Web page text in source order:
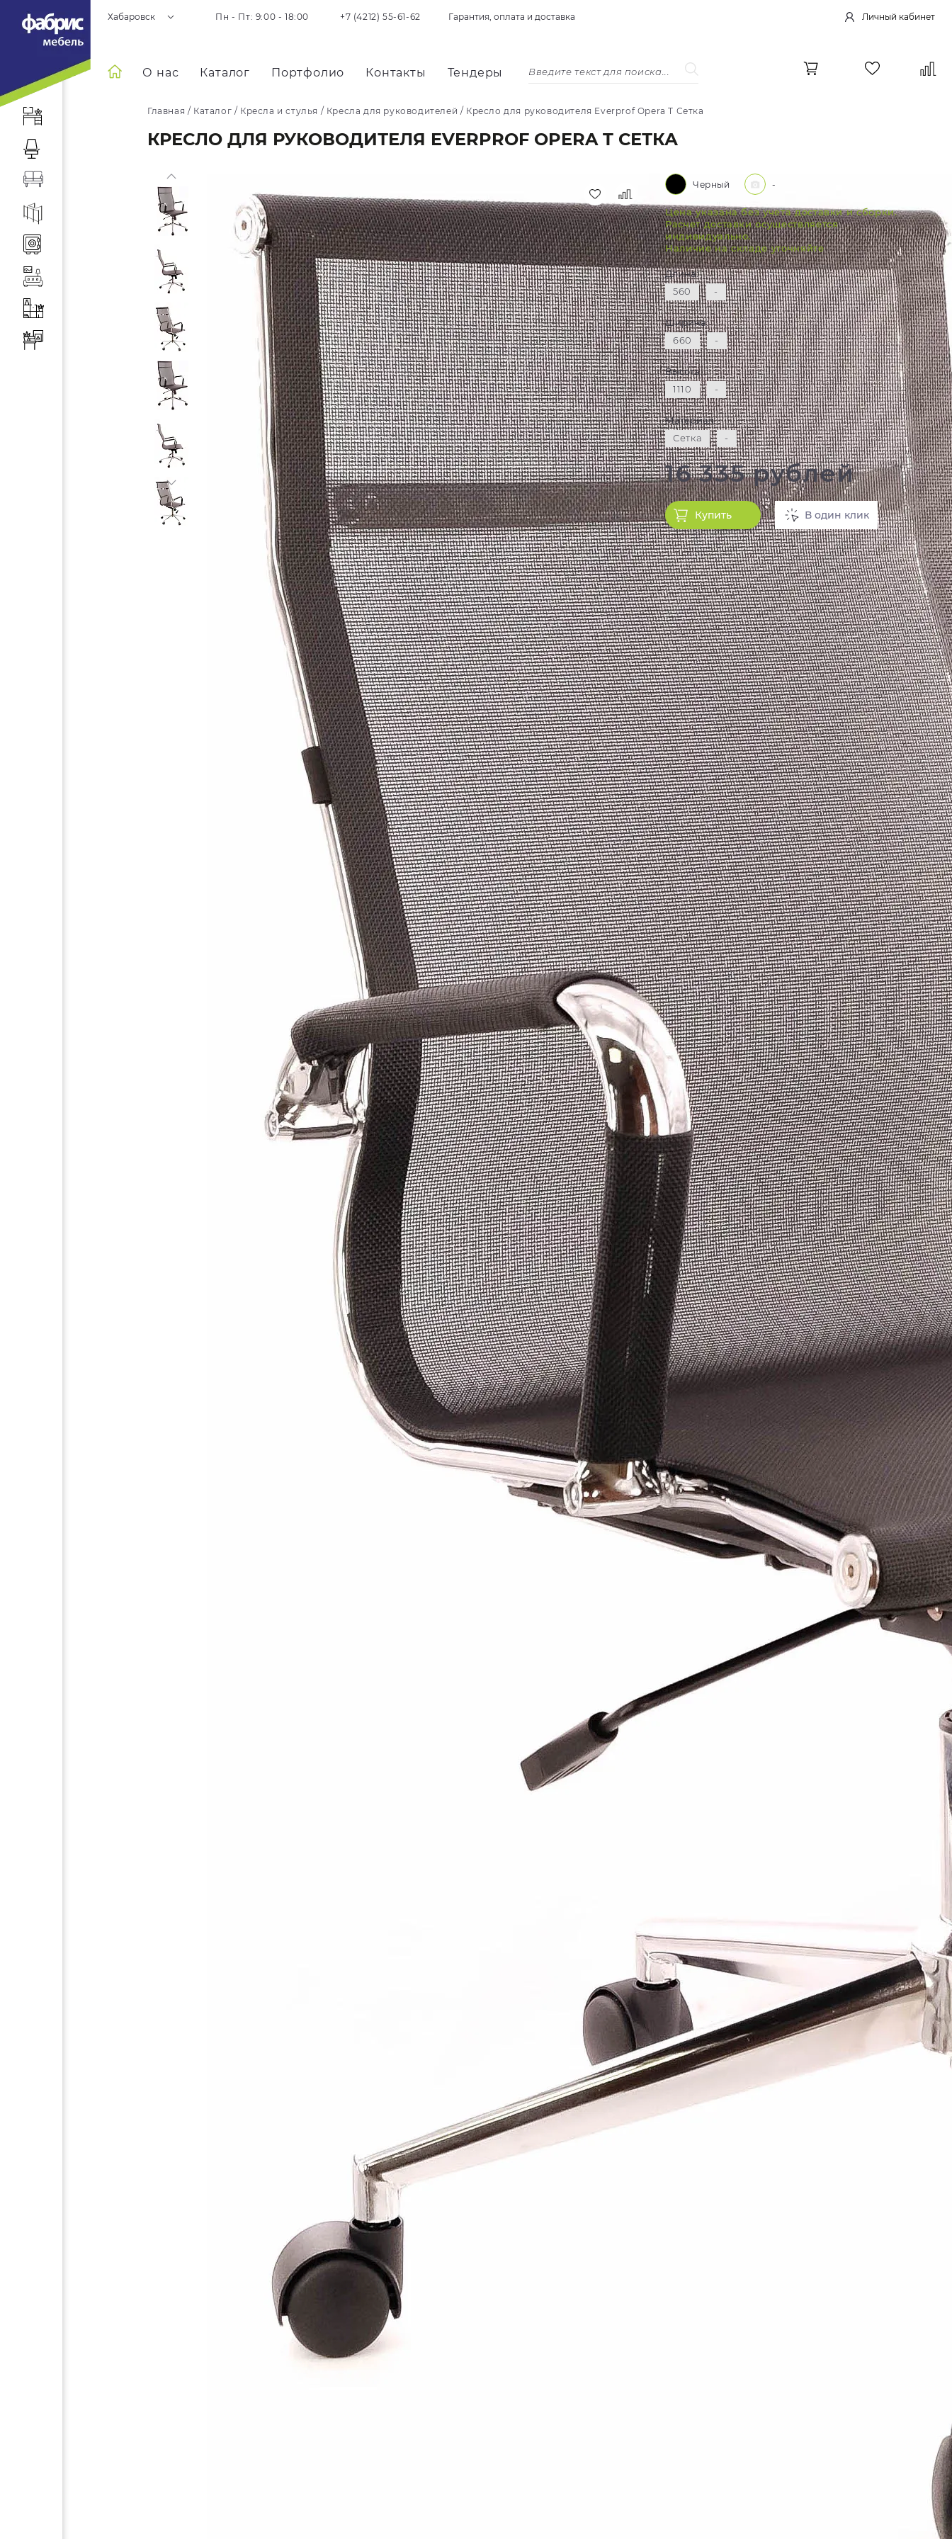
Хабаровск Пн - Пт: 9:00 - 18:00 +7 (4212) 55-61-62 Гарантия, оплата и доставка Личный кабинет
О нас Каталог Портфолио Контакты Тендеры
Главная / Каталог / Кресла и стулья / Кресла для руководителей / Кресло для руководителя Everprof Opera T Сетка
КРЕСЛО ДЛЯ РУКОВОДИТЕЛЯ EVERPROF OPERA T СЕТКА
Черный -
Цена указана без учета доставки и сборки.
Расчет доставки осуществляется
индивидуально.
Наличие на складе уточняйте
Длина:
560
-
Ширина:
660
-
Высота:
1110
-
Материал:
Сетка
-
16 335 рублей
Купить В один клик